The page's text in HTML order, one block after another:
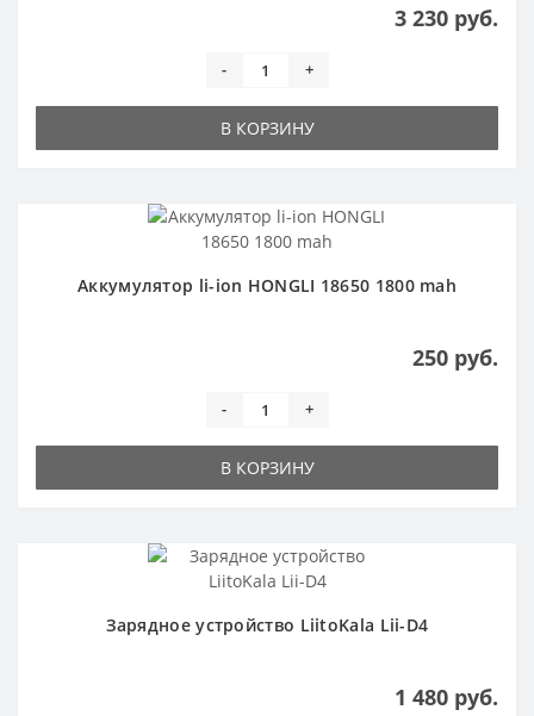
3 230 руб.
- +
В КОРЗИНУ
Аккумулятор li-ion HONGLI 18650 1800 mah
250 руб.
- +
В КОРЗИНУ
Зарядное устройство LiitoKala Lii-D4
1 480 руб.